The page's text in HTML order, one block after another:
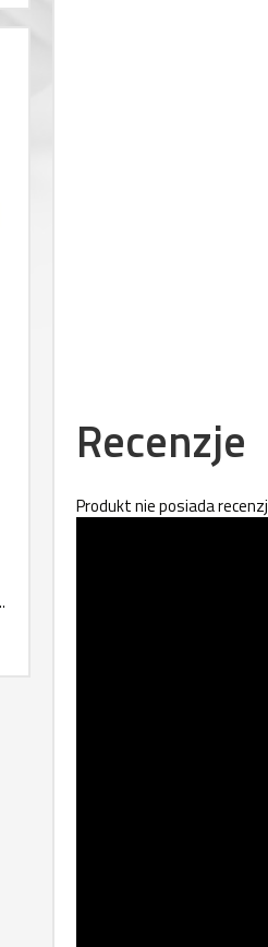
Recenzje
Produkt nie posiada